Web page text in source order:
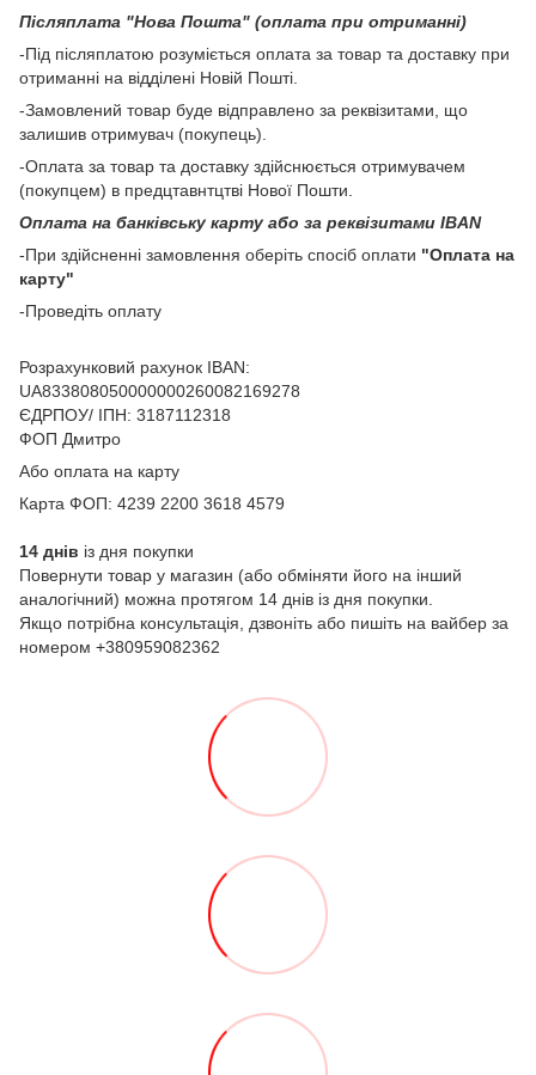
Післяплата "Нова Пошта" (оплата при отриманні)
-Під післяплатою розуміється оплата за товар та доставку при
отриманні на відділені Новій Пошті.
-Замовлений товар буде відправлено за реквізитами, що
залишив отримувач (покупець).
-Оплата за товар та доставку здійснюється отримувачем
(покупцем) в предцтавнтцтві Нової Пошти.
Оплата на банківську карту або за реквізитами IBAN
-При здійсненні замовлення оберіть спосіб оплати "Оплата на
карту"
-Проведіть оплату
Розрахунковий рахунок IBAN:
UA833808050000000260082169278
ЄДРПОУ/ ІПН: 3187112318
ФОП Дмитро
Або оплата на карту
Карта ФОП: 4239 2200 3618 4579
14 днів із дня покупки
Повернути товар у магазин (або обміняти його на інший
аналогічний) можна протягом 14 днів із дня покупки.
Якщо потрібна консультація, дзвоніть або пишіть на вайбер за
номером +380959082362